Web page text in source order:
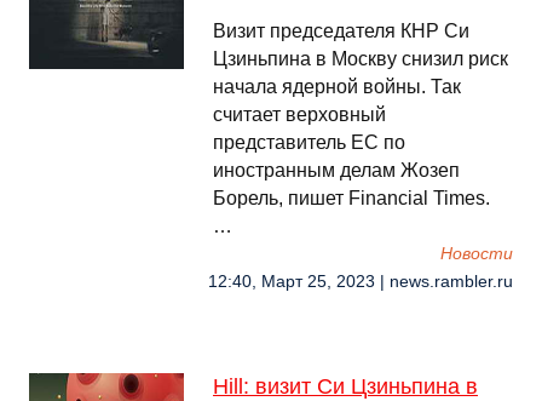
Визит председателя КНР Си
Цзиньпина в Москву снизил риск
начала ядерной войны. Так
считает верховный
представитель ЕС по
иностранным делам Жозеп
Борель, пишет Financial Times.
…
Новости
12:40, Март 25, 2023 | news.rambler.ru
Hill: визит Си Цзиньпина в